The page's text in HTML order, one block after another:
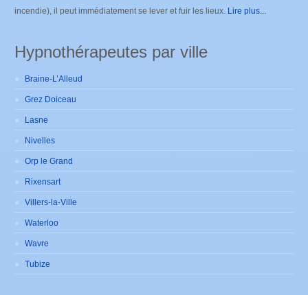
incendie), il peut immédiatement se lever et fuir les lieux. Lire plus...
Hypnothérapeutes par ville
Braine-L’Alleud
Grez Doiceau
Lasne
Nivelles
Orp le Grand
Rixensart
Villers-la-Ville
Waterloo
Wavre
Tubize